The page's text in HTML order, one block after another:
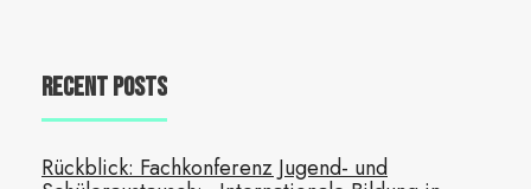
Recent Posts
Rückblick: Fachkonferenz Jugend- und